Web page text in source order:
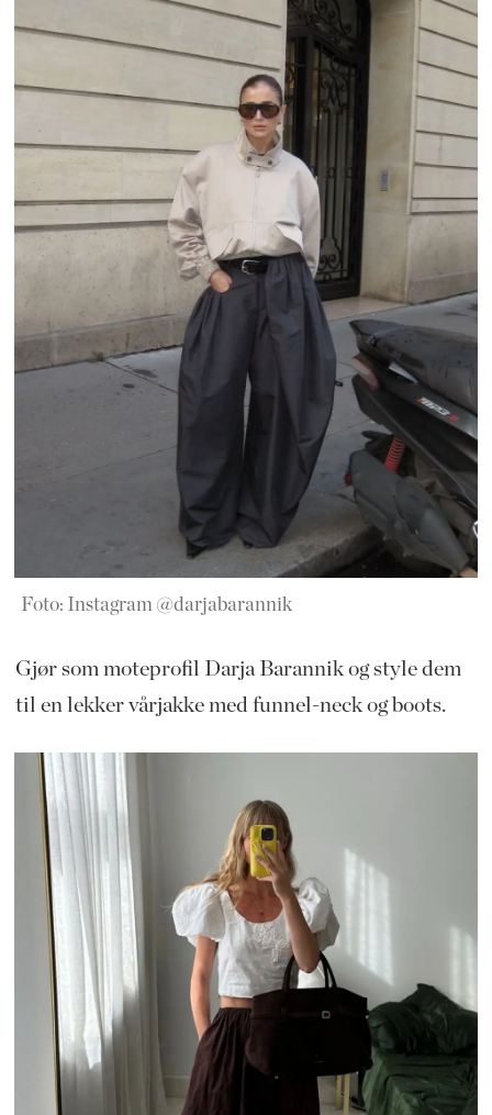
Foto: Instagram @darjabarannik
Gjør som moteprofil Darja Barannik og style dem
til en lekker vårjakke med funnel-neck og boots.